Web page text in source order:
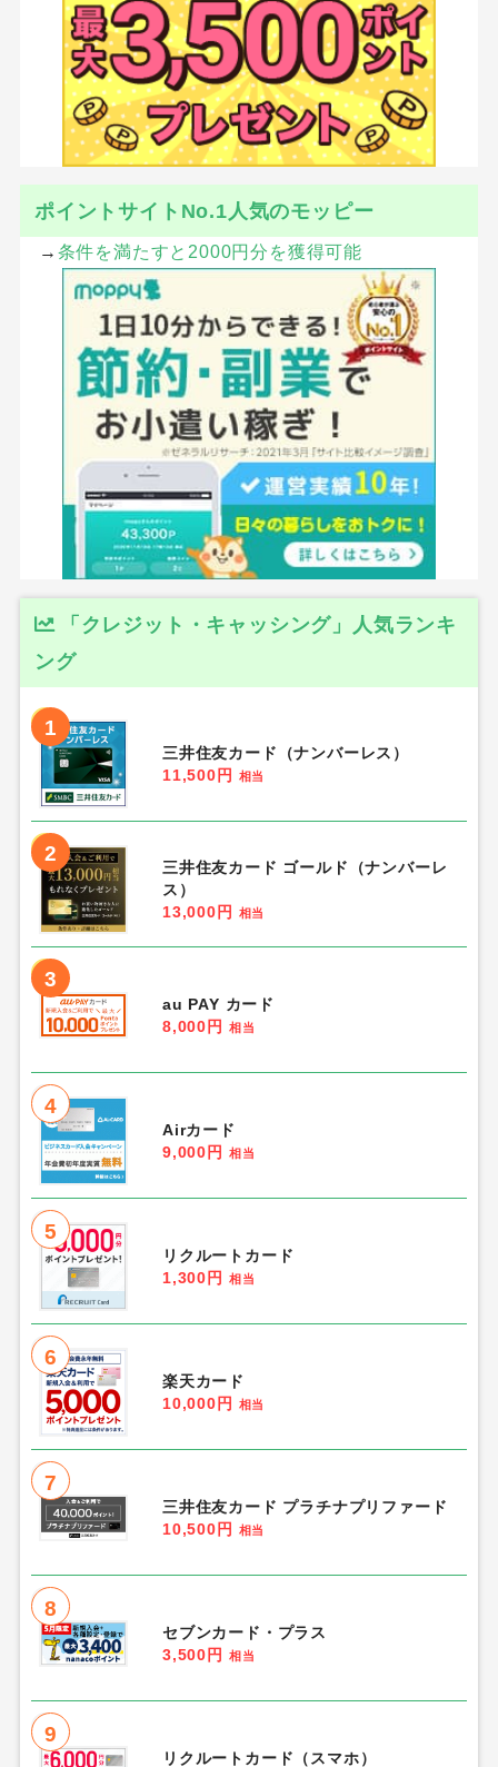
ポイントサイトNo.1人気のモッピー
→ 条件を満たすと2000円分を獲得可能
「クレジット・キャッシング」人気ランキ
ング
1
三井住友カード（ナンバーレス）
11,500円
相当
2
三井住友カード ゴールド（ナンバーレ
ス）
13,000円
相当
3
au PAY カード
8,000円
相当
4
Airカード
9,000円
相当
5
リクルートカード
1,300円
相当
6
楽天カード
10,000円
相当
7
三井住友カード プラチナプリファード
10,500円
相当
8
セブンカード・プラス
3,500円
相当
9
リクルートカード（スマホ）